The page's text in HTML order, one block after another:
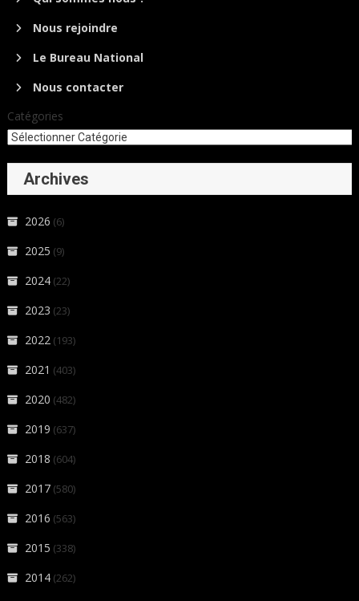
Nous rejoindre
Le Bureau National
Nous contacter
Catégories
Archives
2026 (6)
2025 (9)
2024 (22)
2023 (23)
2022 (193)
2021 (403)
2020 (482)
2019 (637)
2018 (604)
2017 (580)
2016 (563)
2015 (338)
2014 (262)